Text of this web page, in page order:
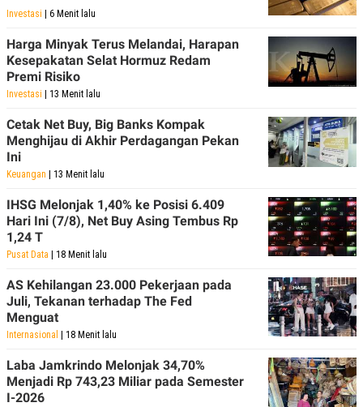
G
G
M
E
I
.
I
D
SITEMAPPROFILETERM
OF
PEDOMAN
SIBER
PRIVACY
POLICY
Investasi | 6 Menit lalu
Harga Minyak Terus Melandai, Harapan
Kesepakatan Selat Hormuz Redam
Premi Risiko
Investasi | 13 Menit lalu
Cetak Net Buy, Big Banks Kompak
Menghijau di Akhir Perdagangan Pekan
Ini
Keuangan | 13 Menit lalu
IHSG Melonjak 1,40% ke Posisi 6.409
Hari Ini (7/8), Net Buy Asing Tembus Rp
1,24 T
Pusat Data | 18 Menit lalu
AS Kehilangan 23.000 Pekerjaan pada
Juli, Tekanan terhadap The Fed
Menguat
Internasional | 18 Menit lalu
Laba Jamkrindo Melonjak 34,70%
Menjadi Rp 743,23 Miliar pada Semester
I-2026